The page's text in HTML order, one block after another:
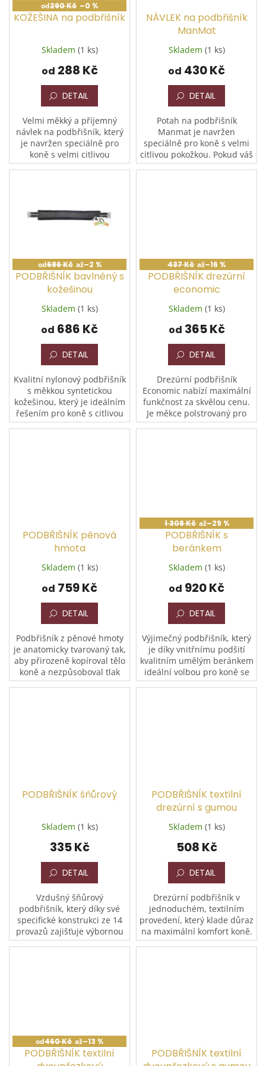
o od290 Kč –0 %
KOŽEŠINA na podbřišník
Skladem (1 ks)
od 288 Kč
DETAIL
Velmi měkký a příjemný
návlek na podbřišník, který
je navržen speciálně pro
koně s velmi citlivou
pokožkou v oblasti břicha.
NÁVLEK na podbřišník
ManMat
Skladem (1 ks)
od 430 Kč
DETAIL
Potah na podbřišník
Manmat je navržen
speciálně pro koně s velmi
citlivou pokožkou. Pokud váš
kůň trpí na ekzémy, vyrážky,
od686 Kč až–2 %
PODBŘIŠNÍK bavlněný s
kožešinou
Skladem (1 ks)
od 686 Kč
DETAIL
Kvalitní nylonový podbřišník
s měkkou syntetickou
kožešinou, který je ideálním
řešením pro koně s citlivou
pokožkou v oblasti břicha.
437 Kč až–16 %
PODBŘIŠNÍK drezúrní
economic
Skladem (1 ks)
od 365 Kč
DETAIL
Drezúrní podbřišník
Economic nabízí maximální
funkčnost za skvělou cenu.
Je měkce polstrovaný pro
zajištění pohodlí koně
PODBŘIŠNÍK pěnová
hmota
Skladem (1 ks)
od 759 Kč
DETAIL
Podbřišník z pěnové hmoty
je anatomicky tvarovaný tak,
aby přirozeně kopíroval tělo
koně a nezpůsoboval tlak
ani otlaky. Guma na jednom
1 308 Kč až–29 %
PODBŘIŠNÍK s
beránkem
Skladem (1 ks)
od 920 Kč
DETAIL
Výjimečný podbřišník, který
je díky vnitřnímu podšití
kvalitním umělým beránkem
ideální volbou pro koně se
sklonem k odírání a
PODBŘIŠNÍK šňůrový
Skladem (1 ks)
335 Kč
DETAIL
Vzdušný šňůrový
podbřišník, který díky své
specifické konstrukci ze 14
provazů zajišťuje výbornou
cirkulaci vzduchu a
PODBŘIŠNÍK textilní
drezúrní s gumou
Skladem (1 ks)
508 Kč
DETAIL
Drezúrní podbřišník v
jednoduchém, textilním
provedení, který klade důraz
na maximální komfort koně.
Díky velmi měkkému
od460 Kč až–13 %
PODBŘIŠNÍK textilní
PODBŘIŠNÍK textilní